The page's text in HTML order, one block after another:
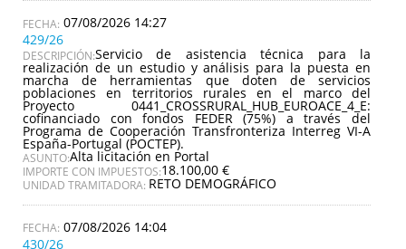
07/08/2026 14:27
429/26
DESCRIPCIÓN:Servicio de asistencia técnica para la
realización de un estudio y análisis para la puesta en
marcha de herramientas que doten de servicios
poblaciones en territorios rurales en el marco del
Proyecto 0441_CROSSRURAL_HUB_EUROACE_4_E:
cofinanciado con fondos FEDER (75%) a través del
Programa de Cooperación Transfronteriza Interreg VI-A
España-Portugal (POCTEP).
ASUNTO:Alta licitación en Portal
IMPORTE CON IMPUESTOS:18.100,00 €
UNIDAD TRAMITADORA: RETO DEMOGRÁFICO
07/08/2026 14:04
430/26